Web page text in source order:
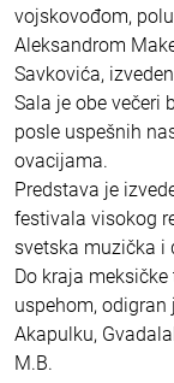
vojskovođom,
Aleksandrom
Savkovića,
Sala je obe večeri
posle uspešnih
ovacijama.
Predstava je
festivala visokog
svetska muzička i
Do kraja
uspehom,
Akapulku,
M.B.